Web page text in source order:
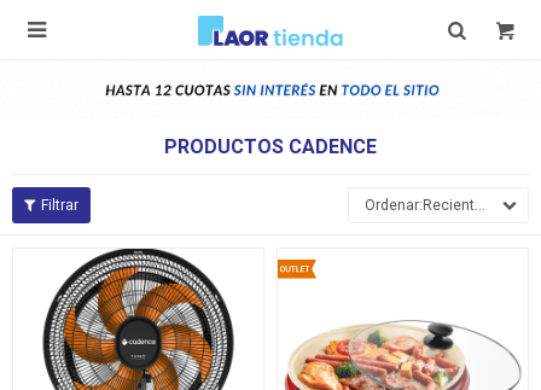

PRODUCTOS CADENCE
Recientes